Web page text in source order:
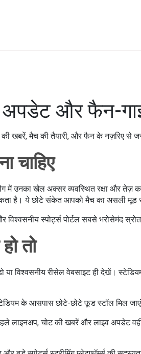
अपडेट और फैन-
मैच की तैयारी, और फैन के नज़रिए से
चाहिए
उनका खेल अक्सर व्यवस्थित रक्षा और तेज़
है। ये छोटे संकेत आपको मैच का असली मूड
विश्वसनीय स्पोर्ट्स पोर्टल सबसे भरोसेमंद
तो
या विश्वसनीय रीसेल वेबसाइट ही देखें।
के आसपास छोटे-छोटे फूड स्टॉल मिल
चोट की खबरें और लाइव अपडेट वहीं